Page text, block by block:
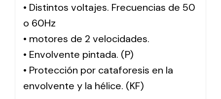
• Distintos voltajes. Frecuencias de 50
o 60Hz
• motores de 2 velocidades.
• Envolvente pintada. (P)
• Protección por cataforesis en la
envolvente y la hélice. (KF)